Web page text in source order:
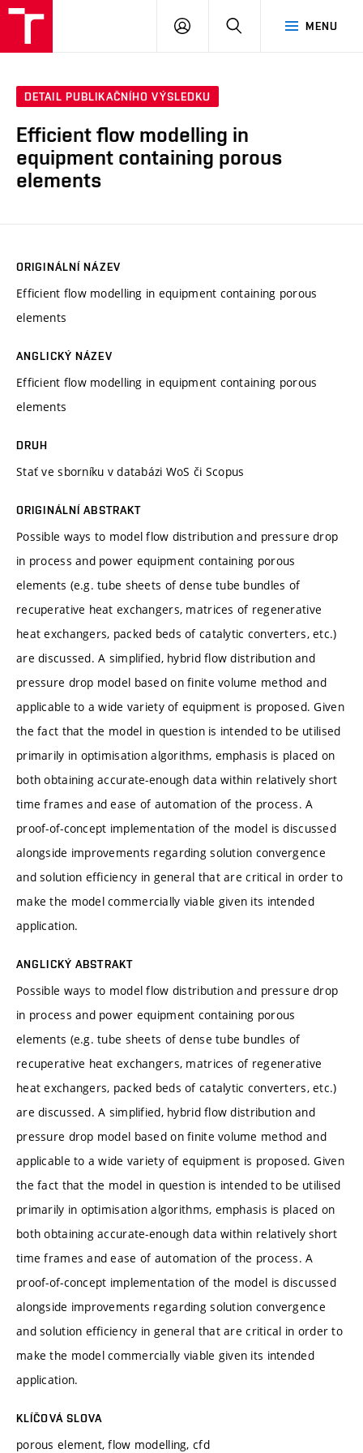
MENU
PŘIHLÁSIT
DETAIL PUBLIKAČNÍHO VÝSLEDKU
Efficient flow modelling in
equipment containing porous
elements
ORIGINÁLNÍ NÁZEV
Efficient flow modelling in equipment containing porous
elements
ANGLICKÝ NÁZEV
Efficient flow modelling in equipment containing porous
elements
DRUH
Stať ve sborníku v databázi WoS či Scopus
ORIGINÁLNÍ ABSTRAKT
Possible ways to model flow distribution and pressure drop
in process and power equipment containing porous
elements (e.g. tube sheets of dense tube bundles of
recuperative heat exchangers, matrices of regenerative
heat exchangers, packed beds of catalytic converters, etc.)
are discussed. A simplified, hybrid flow distribution and
pressure drop model based on finite volume method and
applicable to a wide variety of equipment is proposed. Given
the fact that the model in question is intended to be utilised
primarily in optimisation algorithms, emphasis is placed on
both obtaining accurate-enough data within relatively short
time frames and ease of automation of the process. A
proof-of-concept implementation of the model is discussed
alongside improvements regarding solution convergence
and solution efficiency in general that are critical in order to
make the model commercially viable given its intended
application.
ANGLICKÝ ABSTRAKT
Possible ways to model flow distribution and pressure drop
in process and power equipment containing porous
elements (e.g. tube sheets of dense tube bundles of
recuperative heat exchangers, matrices of regenerative
heat exchangers, packed beds of catalytic converters, etc.)
are discussed. A simplified, hybrid flow distribution and
pressure drop model based on finite volume method and
applicable to a wide variety of equipment is proposed. Given
the fact that the model in question is intended to be utilised
primarily in optimisation algorithms, emphasis is placed on
both obtaining accurate-enough data within relatively short
time frames and ease of automation of the process. A
proof-of-concept implementation of the model is discussed
alongside improvements regarding solution convergence
and solution efficiency in general that are critical in order to
make the model commercially viable given its intended
application.
KLÍČOVÁ SLOVA
porous element, flow modelling, cfd